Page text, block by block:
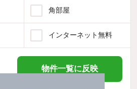
角部屋
インターネット無料
物件一覧に反映